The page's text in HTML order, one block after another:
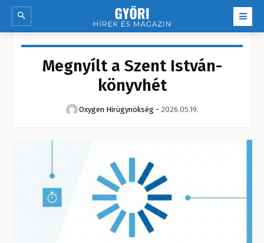
Megnyílt a Szent István-
könyvhét
Oxygen Hirügynökség - 2026.05.19.